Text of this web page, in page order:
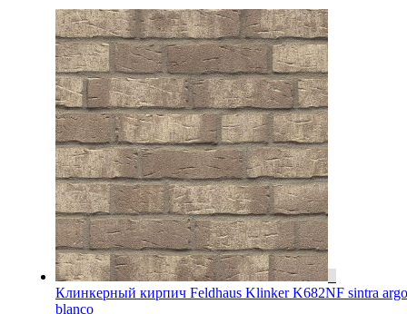
Клинкерный кирпич Feldhaus Klinker K682NF sintra argo
blanco